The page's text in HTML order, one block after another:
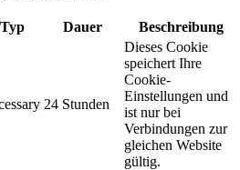
Typ Dauer Beschreibung
24 Stunden
Dieses Cookie
speichert Ihre
Cookie-
Einstellungen und
ist nur bei
Verbindungen zur
gleichen Website
gültig.